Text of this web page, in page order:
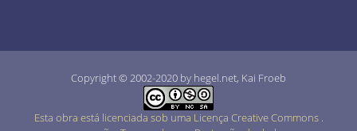
Copyright © 2002-2020 by hegel.net, Kai Froeb
Esta obra está licenciada sob uma Licença Creative Commons .